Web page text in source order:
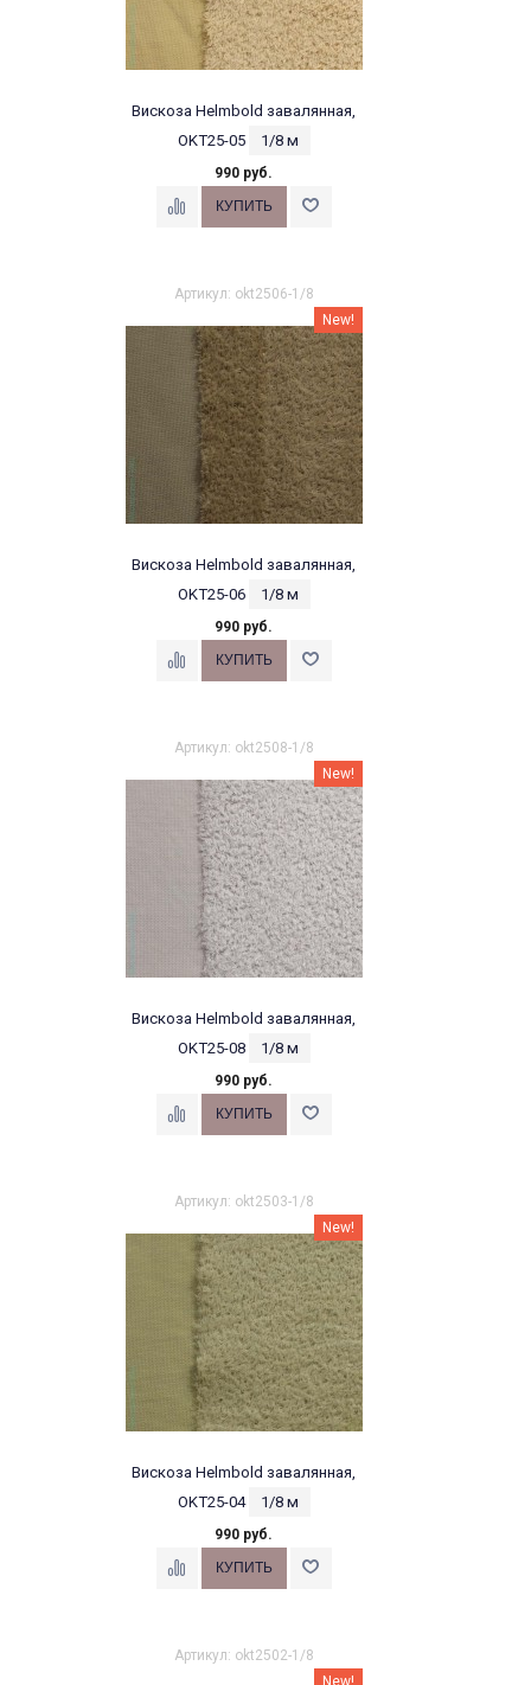
Вискоза Helmbold завалянная,
OKT25-05
1/8 м
990 руб.
Артикул: okt2506-1/8
New!
Вискоза Helmbold завалянная,
OKT25-06
1/8 м
990 руб.
Артикул: okt2508-1/8
New!
Вискоза Helmbold завалянная,
OKT25-08
1/8 м
990 руб.
Артикул: okt2503-1/8
New!
Вискоза Helmbold завалянная,
OKT25-04
1/8 м
990 руб.
Артикул: okt2502-1/8
New!